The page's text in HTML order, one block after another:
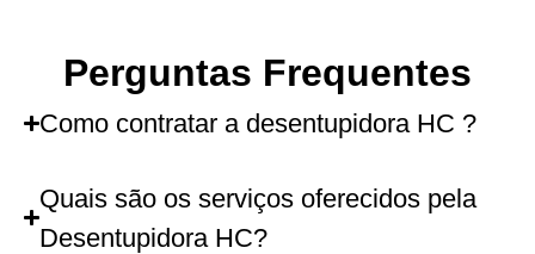
Perguntas Frequentes
Como contratar a desentupidora HC ?
Quais são os serviços oferecidos pela
Desentupidora HC?